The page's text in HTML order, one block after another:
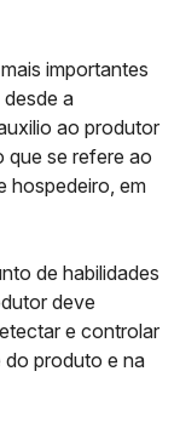
importantes
a
ao produtor
que se refere ao
hospedeiro, em
de habilidades
deve
e controlar
do produto e na